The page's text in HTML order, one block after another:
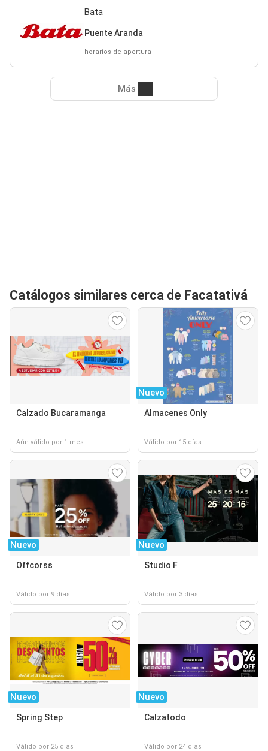
Bata
Puente Aranda
horarios de apertura
Más
Catálogos similares cerca de Facatativá
Calzado Bucaramanga
Aún válido por 1 mes
Nuevo
Almacenes Only
Válido por 15 días
Nuevo
Offcorss
Válido por 9 días
Nuevo
Studio F
Válido por 3 días
Nuevo
Spring Step
Válido por 25 días
Nuevo
Calzatodo
Válido por 24 días